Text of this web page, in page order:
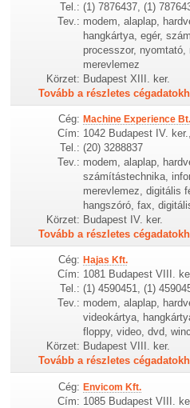
Tel.: (1) 7876437, (1)
Tev.: modem, alaplap,
hangkártya, egér,
processzor,
merevlemez
Körzet: Budapest XIII. ker.
Tovább a részletes
Cég: Machine Experience Bt.
Cím: 1042 Budapest IV.
Tel.: (20) 3288837
Tev.: modem, alaplap,
számítástechnika,
merevlemez, digitális
hangszóró, fax,
Körzet: Budapest IV. ker.
Tovább a részletes
Cég: Hajas Kft.
Cím: 1081 Budapest VIII.
Tel.: (1) 4590451, (1)
Tev.: modem, alaplap,
videokártya,
floppy, video, dvd,
Körzet: Budapest VIII. ker.
Tovább a részletes
Cég: Envicom Kft.
Cím: 1085 Budapest VIII.